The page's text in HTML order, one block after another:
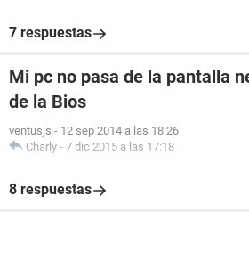
7 respuestas
Mi pc no pasa de la pantalla
de la Bios
ventusjs - 12 sep 2014 a las 18:26
Charly - 7 dic 2015 a las 17:18
8 respuestas